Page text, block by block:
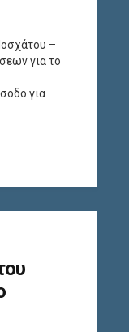
–
για το
για